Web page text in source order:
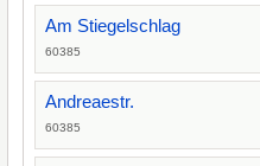
Am Stiegelschlag
60385
Andreaestr.
60385